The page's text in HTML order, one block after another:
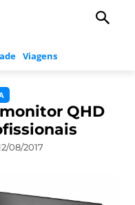
Viagens
QHD
08/2017